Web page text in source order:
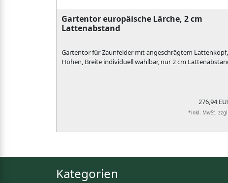
Gartentor europäische Lärche, 2 cm
Lattenabstand
Gartentor für Zaunfelder mit angeschrägtem
Höhen, Breite individuell wählbar, nur 2 cm
276,94
*inkl. MwSt.
Kategorien